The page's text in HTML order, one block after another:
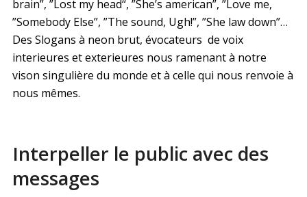
brain”, ”Lost my head“, ”She’s american”, ”Love me,
”Somebody Else”, ”The sound, Ugh!”, ”She law down”…
Des Slogans à neon brut, évocateurs de voix
interieures et exterieures nous ramenant à notre
vison singulière du monde et à celle qui nous renvoie à
nous mêmes.
Interpeller le public avec des
messages